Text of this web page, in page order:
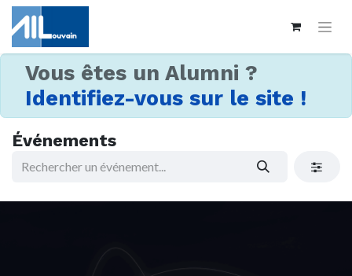
Vous êtes un Alumni ?
Identifiez-vous sur le site !
Événements